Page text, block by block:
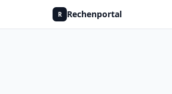
R Rechenportal